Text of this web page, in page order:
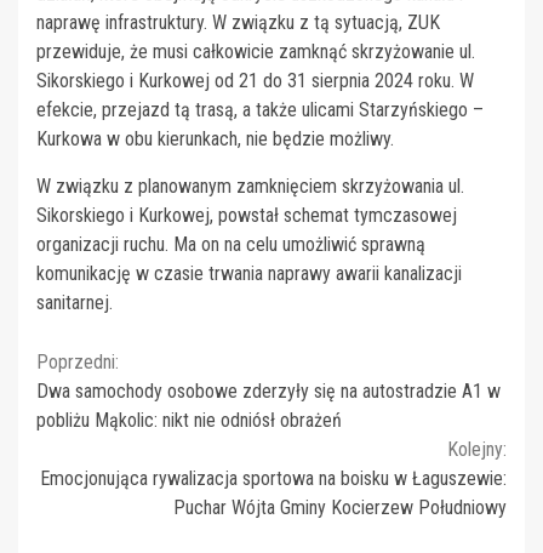
naprawę infrastruktury. W związku z tą sytuacją, ZUK
przewiduje, że musi całkowicie zamknąć skrzyżowanie ul.
Sikorskiego i Kurkowej od 21 do 31 sierpnia 2024 roku. W
efekcie, przejazd tą trasą, a także ulicami Starzyńskiego –
Kurkowa w obu kierunkach, nie będzie możliwy.
W związku z planowanym zamknięciem skrzyżowania ul.
Sikorskiego i Kurkowej, powstał schemat tymczasowej
organizacji ruchu. Ma on na celu umożliwić sprawną
komunikację w czasie trwania naprawy awarii kanalizacji
sanitarnej.
Continue
Reading
Poprzedni:
Dwa samochody osobowe zderzyły się na autostradzie A1 w
pobliżu Mąkolic: nikt nie odniósł obrażeń
Kolejny:
Emocjonująca rywalizacja sportowa na boisku w Łaguszewie:
Puchar Wójta Gminy Kocierzew Południowy